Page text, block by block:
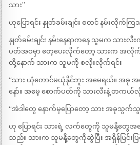
သား”
ဟုပြောရင်း နှုတ်ခမ်းချင်း စတင် နမ်းလိုက်က
နှုတ်ခမ်းချင်း နမ်းနေရာကနေ သူမက သား
ပတ်အဝမှာ တေ့ပေးလိုက်တော့ သားက အ
ထို့နောက် သားက သူမကို စလိုးလိုက်ရင်း
“သား ယုံတောင်မယုံနိုင်ဘူး အမေရယ်။ အခု
နော်။ အမေ့ စောက်ပတ်ကို သားလီးနဲ့ တကယ်လိုး
“အဲဒါတွေ နောက်မှပြောတော့ သား အခုသွက်သွ
ဟု ပြောရင်း သားရဲ့ လက်တွေကို သူမနို့တွေအပ
သည်။ သားက သူမနို့တွေကိုဆွဲပြီး အရှိန်ပြင်းပြင်